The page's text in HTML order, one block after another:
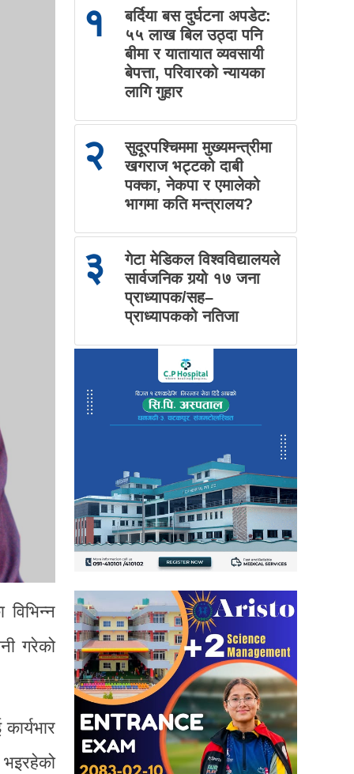
विभिन्न
गरेको
१
बर्दिया बस दुर्घटना अपडेट:
५५ लाख बिल उठ्दा पनि
बीमा र यातायात व्यवसायी
बेपत्ता, परिवारको न्यायका
लागि गुहार
२
सुदूरपश्चिममा मुख्यमन्त्रीमा
खगराज भट्टको दाबी
पक्का, नेकपा र एमालेको
भागमा कति मन्त्रालय?
३
गेटा मेडिकल विश्वविद्यालयले
सार्वजनिक गर्‍यो १७ जना
प्राध्यापक/सह–
प्राध्यापकको नतिजा